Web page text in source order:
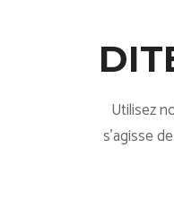
Utilisez
s'agisse